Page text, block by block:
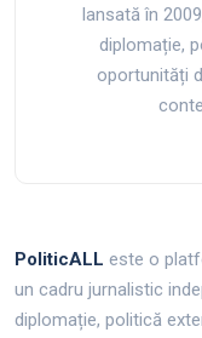
lansată în
diplomație,
oportunități
PoliticALL este o
un cadru jurnalistic
diplomație, politică